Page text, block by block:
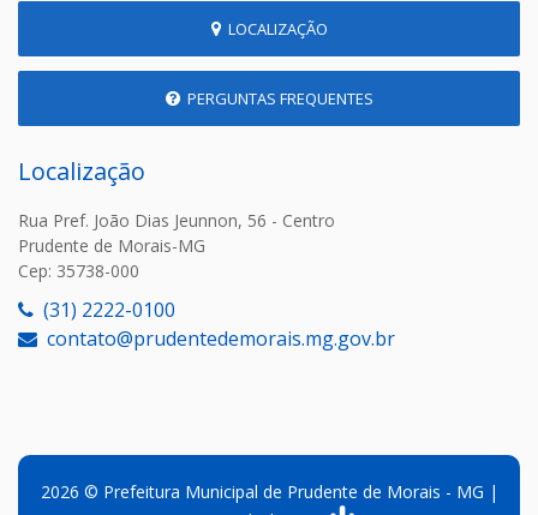
LOCALIZAÇÃO
PERGUNTAS FREQUENTES
Localização
Rua Pref. João Dias Jeunnon, 56 - Centro
Prudente de Morais-MG
Cep: 35738-000
(31) 2222-0100
contato@prudentedemorais.mg.gov.br
2026 © Prefeitura Municipal de Prudente de Morais - MG |